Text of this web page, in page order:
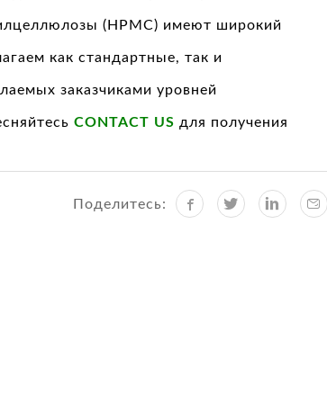
(HPMC) имеют широкий
как стандартные, так и
заказчиками уровней
CONTACT US для получения
Поделитесь: